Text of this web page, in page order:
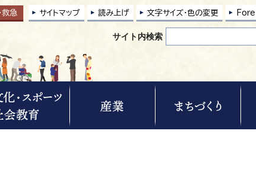
・救急 サイトマップ 読み上げ 文字サイズ・色の変更
サイト内検索